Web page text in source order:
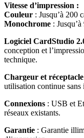
Vitesse d’impression :
Couleur : Jusqu’à 200
Monochrome :
Logiciel CardStudio
conception et
technique.
Chargeur et
utilisation continue sans
Connexions : USB et
réseaux existants.
Garantie : Garantie